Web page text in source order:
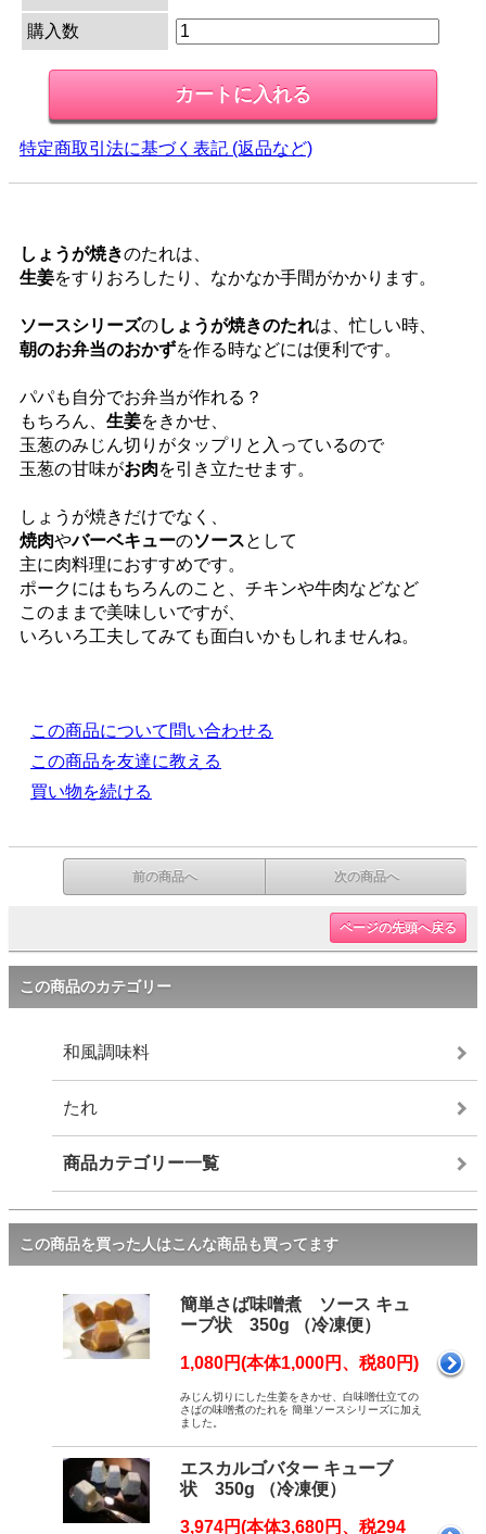
購入数
特定商取引法に基づく表記 (返品など)
しょうが焼きのたれは、
生姜をすりおろしたり、なかなか手間がかかります。
ソースシリーズのしょうが焼きのたれは、忙しい時、
朝のお弁当のおかずを作る時などには便利です。
パパも自分でお弁当が作れる？
もちろん、 生姜をきかせ、
玉葱のみじん切りがタップリと入っているので
玉葱の甘味がお肉を引き立たせます。
しょうが焼きだけでなく、
焼肉やバーベキューのソースとして
主に肉料理におすすめです。
ポークにはもちろんのこと、チキンや牛肉などなど
このままで美味しいですが、
いろいろ工夫してみても面白いかもしれませんね。
この商品について問い合わせる
この商品を友達に教える
買い物を続ける
前の商品へ 次の商品へ
ページの先頭へ戻る
この商品のカテゴリー
和風調味料
たれ
商品カテゴリー一覧
この商品を買った人はこんな商品も買ってます
簡単さば味噌煮 ソース キュ
ーブ状 350g （冷凍便）
1,080円(本体1,000円、税80円)
みじん切りにした生姜をきかせ、白味噌仕立ての
さばの味噌煮のたれを 簡単ソースシリーズに加え
ました。
エスカルゴバター キューブ
状 350g （冷凍便）
3,974円(本体3,680円、税294